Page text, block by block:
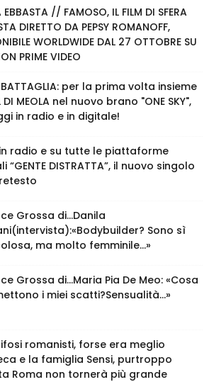
EBBASTA // FAMOSO, IL FILM DI SFERA
DIRETTO DA PEPSY ROMANOFF,
WORLDWIDE DAL 27 OTTOBRE SU
PRIME VIDEO
BATTAGLIA: per la prima volta insieme
DI MEOLA nel nuovo brano "ONE SKY",
in radio e in digitale!
radio e su tutte le piattaforme
“GENTE DISTRATTA”, il nuovo singolo
Grossa di…Danila
Sono sì
ma molto femminile…»
Grossa di…Maria Pia De Meo: «Cosa
i miei scatti?Sensualità…»
romanisti, forse era meglio
e la famiglia Sensi, purtroppo
Roma non tornerà più grande